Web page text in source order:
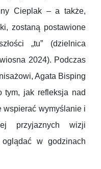
Cieplak – a także,
zostaną postawione
„tu” (dzielnica
2024). Podczas
Agata Bisping
tym, jak refleksja nad
wspierać wymyślanie i
przyjaznych wizji
oglądać w godzinach